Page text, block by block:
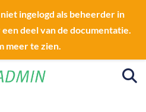
ingelogd als beheerder in
deel van de documentatie.
meer te zien.